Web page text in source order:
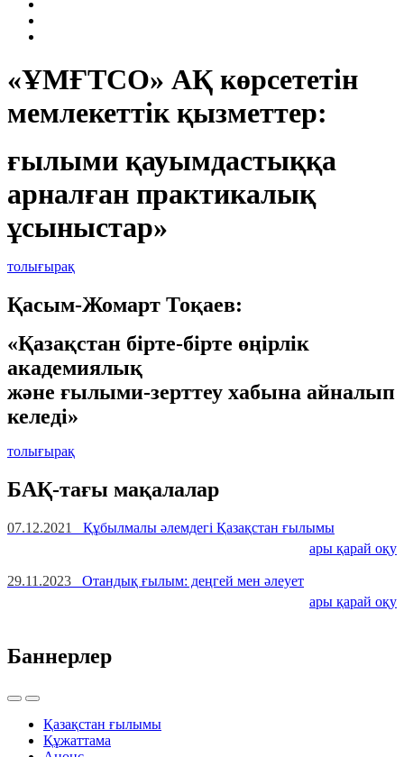
«ҰМҒТСО» АҚ көрсететін
мемлекеттік қызметтер:
ғылыми қауымдастыққа
арналған практикалық
ұсыныстар»
толығырақ
Қасым-Жомарт Тоқаев:
«Қазақстан бірте-бірте өңірлік
академиялық
және ғылыми-зерттеу хабына айналып
келеді»
толығырақ
БАҚ-тағы мақалалар
07.12.2021
Құбылмалы әлемдегі Қазақстан ғылымы
ары қарай оқу
29.11.2023 Отандық ғылым: деңгей мен әлеует
ары қарай оқу
Баннерлер
Қазақстан ғылымы
Құжаттама